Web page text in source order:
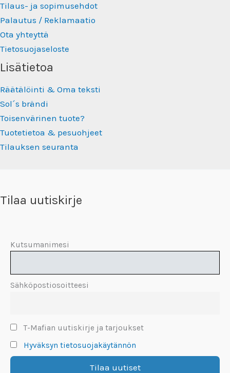
Tilaus- ja sopimusehdot
Palautus / Reklamaatio
Ota yhteyttä
Tietosuojaseloste
Lisätietoa
Räätälöinti & Oma teksti
Sol´s brändi
Toisenvärinen tuote?
Tuotetietoa & pesuohjeet
Tilauksen seuranta
Tilaa uutiskirje
Kutsumanimesi
Sähköpostiosoitteesi
T-Mafian uutiskirje ja tarjoukset
Hyväksyn tietosuojakäytännön